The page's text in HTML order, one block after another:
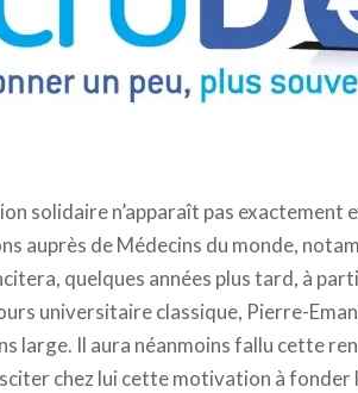
solidaire n’apparaît pas exactement
auprès de Médecins du monde,
quelques années plus tard, à
universitaire classique, Pierre-
large. Il aura néanmoins fallu cette
chez lui cette motivation à fonder